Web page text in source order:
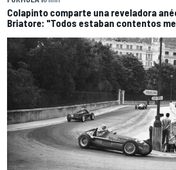
Colapinto comparte una reveladora
Briatore: "Todos estaban contentos